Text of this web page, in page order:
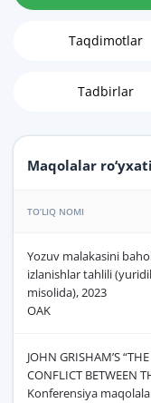
Taqdimotlar
Tadbirlar
Maqolalar ro‘yxati
TO‘LIQ NOMI
Yozuv mаlаkаsini
izlаnishlаr tаhlili
misolida), 2023
OAK
JOHN GRISHAM’S
CONFLICT BETWEEN
Konferensiya